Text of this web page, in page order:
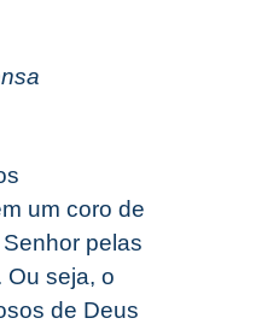
um coro de
pelas
Ou seja, o
de Deus